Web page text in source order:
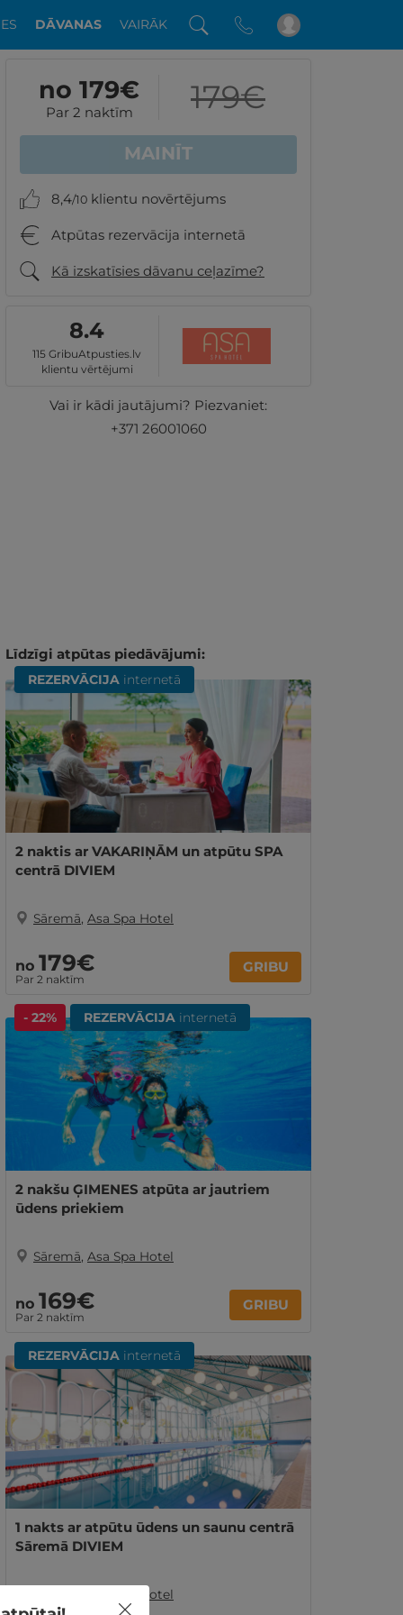
DĀVANAS VAIRĀK
no 179€
Par 2 naktīm 179€
MAINĪT
8,4/10 klientu novērtējums
Atpūtas rezervācija internetā
Kā izskatīsies dāvanu ceļazīme?
8.4
115 GribuAtpusties.lv
klientu vērtējumi
Vai ir kādi jautājumi? Piezvaniet:
+371 26001060
Līdzīgi atpūtas piedāvājumi:
REZERVĀCIJA internetā
2 naktis ar VAKARIŅĀM un atpūtu SPA
centrā DIVIEM
Sāremā, Asa Spa Hotel
no 179€
Par 2 naktīm
GRIBU
- 22% REZERVĀCIJA internetā
2 nakšu ĢIMENES atpūta ar jautriem
ūdens priekiem
Sāremā, Asa Spa Hotel
no 169€
Par 2 naktīm
GRIBU
REZERVĀCIJA internetā
1 nakts ar atpūtu ūdens un saunu centrā
Sāremā DIVIEM
Asa Spa Hotel